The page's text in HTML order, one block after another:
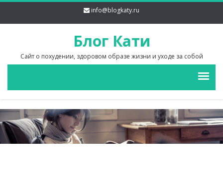
info@blogkaty.ru
Блог Кати
Сайт о похудении, здоровом образе жизни и уходе за собой